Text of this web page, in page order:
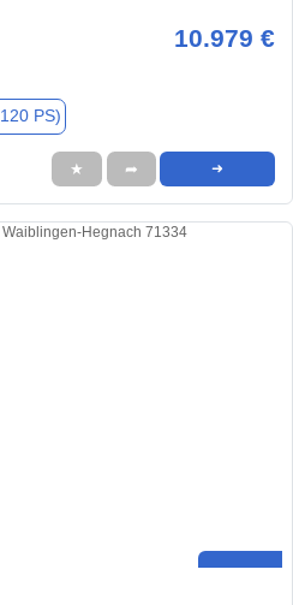
10.979 €
PS)
★ ➦ ➜